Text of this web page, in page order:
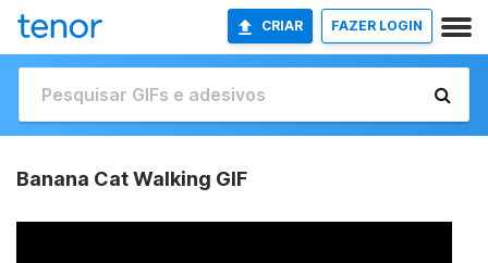
CRIAR FAZER LOGIN
Banana Cat Walking GIF